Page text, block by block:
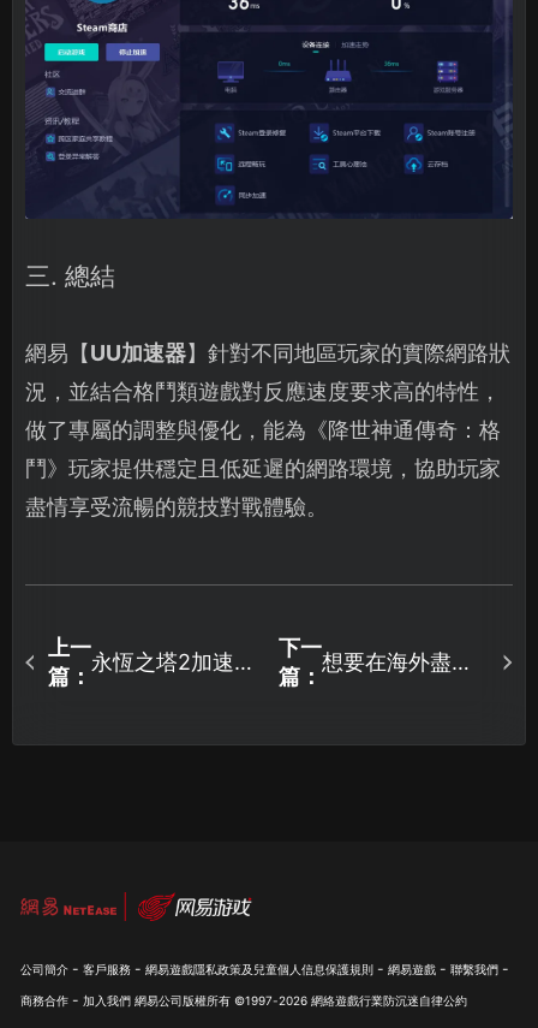
三. 總結
網易【UU加速器】針對不同地區玩家的實際網路狀
況，並結合格鬥類遊戲對反應速度要求高的特性，
做了專屬的調整與優化，能為《降世神通傳奇：格
鬥》玩家提供穩定且低延遲的網路環境，協助玩家
盡情享受流暢的競技對戰體驗。
上一
篇：
永恆之塔2加速器
析！
下一
篇：
想要在海外盡情
器，網路優化完
公司簡介 - 客戶服務 - 網易遊戲隱私政策及兒童個人信息保護規則 - 網易遊戲 - 聯繫我們 -
商務合作 - 加入我們 網易公司版權所有 ©1997-2026 網絡遊戲行業防沉迷自律公約